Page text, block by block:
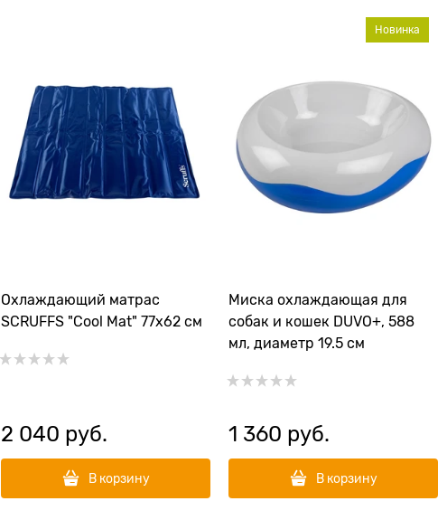
Охлаждающий матрас
SCRUFFS "Cool Mat" 77х62 см
2 040 руб.
В корзину
Миска охлаждающая для
собак и кошек DUVO+, 588
мл, диаметр 19.5 см
Новинка
1 360 руб.
В корзину